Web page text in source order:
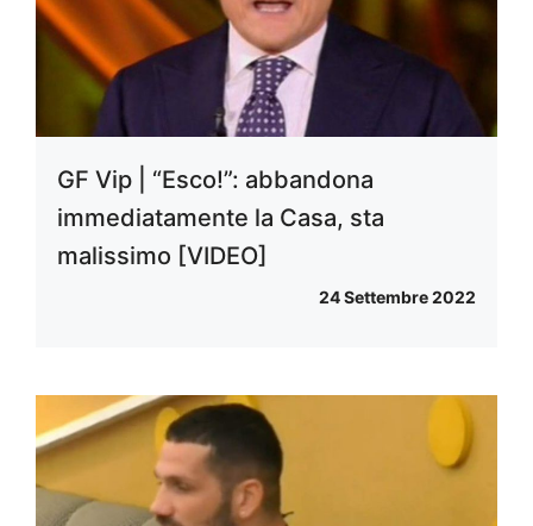
GF Vip | “Esco!”: abbandona
immediatamente la Casa, sta
malissimo [VIDEO]
24 Settembre 2022